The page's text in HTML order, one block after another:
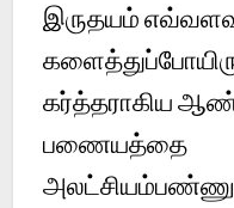
இருதயம்
கர்த்தராகிய
பணையத்தை